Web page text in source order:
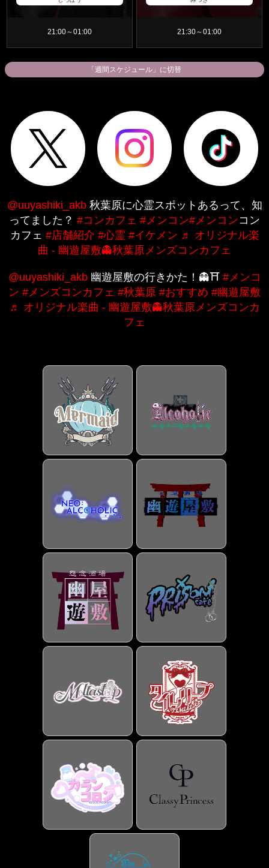
21:00～01:00 21:30～01:00
「週間スケジュール」に切替
@uuyashiki_akb秋葉原に心霊スポットあるって、知
ってました？ #コンカフェ #メンコン#メンコンコン
カフェ #店舗紹介 #心霊 #イケメン ♬ オリジナル楽
曲 - 幽遊屋敷👻秋葉原メンズコンカフェ
@uuyashiki_akb幽遊屋敷の行きかた！👻⛩️ #メンコ
ン #メンズコンカフェ #秋葉原 #おすすめ #幽遊屋敷
♬ オリジナル楽曲 - 幽遊屋敷👻秋葉原メンズコンカ
フェ